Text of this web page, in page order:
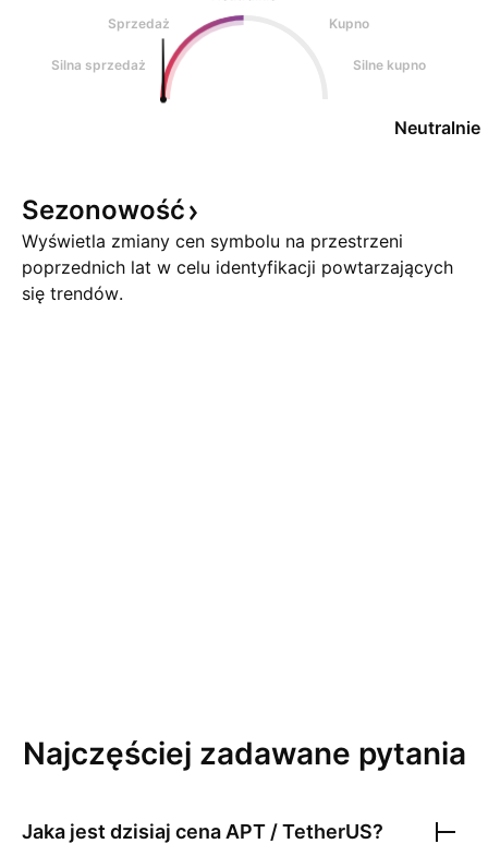
Sprzedaż
Kupno
Silna sprzedaż Silne kupno
Neutralnie
Sezonowość
Wyświetla zmiany cen symbolu na przestrzeni
poprzednich lat w celu identyfikacji powtarzających
się trendów.
Najczęściej zadawane pytania
Jaka jest dzisiaj cena APT / TetherUS?